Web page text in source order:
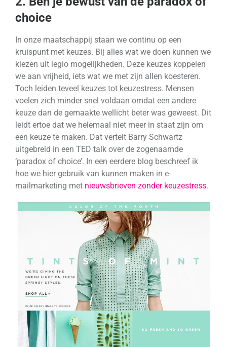
choice
In onze maatschappij staan we continu op een
kruispunt met keuzes. Bij alles wat we doen kunnen we
kiezen uit legio mogelijkheden. Deze keuzes koppelen
we aan vrijheid, iets wat we met zijn allen koesteren.
Toch leiden teveel keuzes tot keuzestress. Mensen
voelen zich minder snel voldaan omdat een andere
keuze dan de gemaakte wellicht beter was geweest. Dit
leidt ertoe dat we helemaal niet meer in staat zijn om
een keuze te maken. Dat vertelt Barry Schwartz
uitgebreid in een TED talk over de zogenaamde
‘paradox of choice’. In een eerdere blog beschreef ik
hoe we hier gebruik van kunnen maken in e-
mailmarketing met nieuwsbrieven zonder keuzestress.